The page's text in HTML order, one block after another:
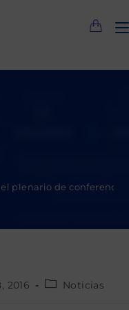
plenario de conferencias
2016
Categoría
Noticias